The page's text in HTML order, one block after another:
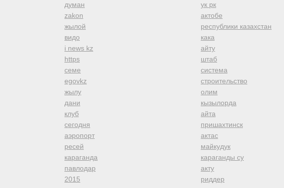
думан
zakon
жылой
видо
i news kz
https
семе
egovkz
жылу
дани
клуб
сегодня
аэропорт
ресей
караганда
павлодар
2015
ук рк
актобе
республики казахстан
кака
айту
штаб
система
строительство
олим
кызылорда
айта
пришахтинск
актас
майкудук
караганды су
акту
риддер